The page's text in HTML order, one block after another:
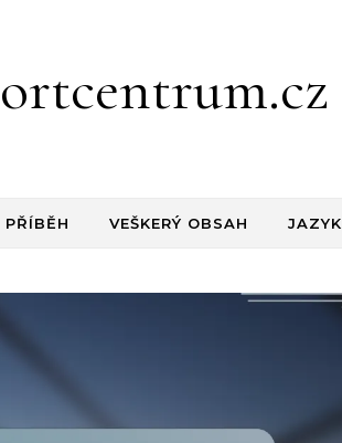
PŘÍBĚH VEŠKERÝ OBSAH JAZYK